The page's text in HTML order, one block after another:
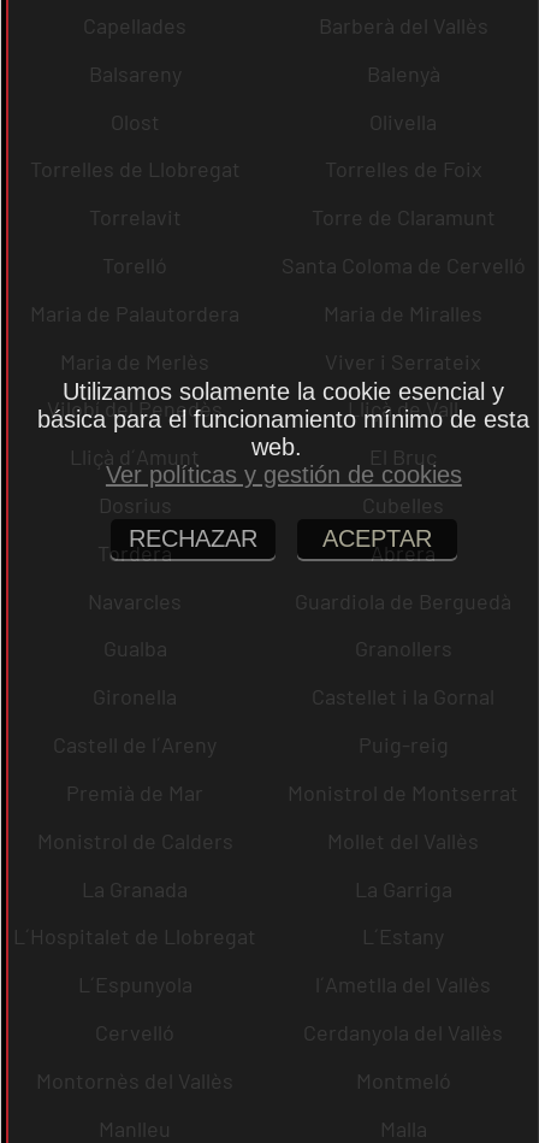
Capellades
Barberà del Vallès
Balsareny
Balenyà
Olost
Olivella
Torrelles de Llobregat
Torrelles de Foix
Torrelavit
Torre de Claramunt
Torelló
Santa Coloma de Cervelló
Maria de Palautordera
Maria de Miralles
Maria de Merlès
Viver i Serrateix
Vilobí del Penedès
Lliçà de Vall
Lliçà d´Amunt
El Bruc
Dosrius
Cubelles
Tordera
Abrera
Navarcles
Guardiola de Berguedà
Gualba
Granollers
Gironella
Castellet i la Gornal
Castell de l´Areny
Puig-reig
Premià de Mar
Monistrol de Montserrat
Monistrol de Calders
Mollet del Vallès
La Granada
La Garriga
L´Hospitalet de Llobregat
L´Estany
L´Espunyola
l´Ametlla del Vallès
Cervelló
Cerdanyola del Vallès
Montornès del Vallès
Montmeló
Manlleu
Malla
Utilizamos solamente la cookie esencial y
básica para el funcionamiento mínimo de esta
web.
Ver políticas y gestión de cookies
RECHAZAR ACEPTAR